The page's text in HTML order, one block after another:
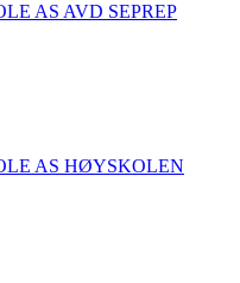
AS AVD SEPREP
AS HØYSKOLEN